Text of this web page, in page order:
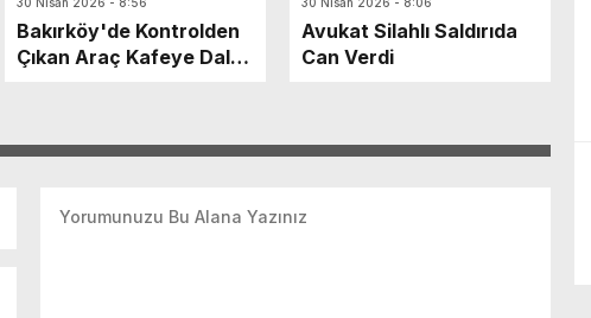
Bakırköy'de Kontrolden
Çıkan Araç Kafeye Daldı:
Avukat Silahlı Saldırıda
Can Verdi